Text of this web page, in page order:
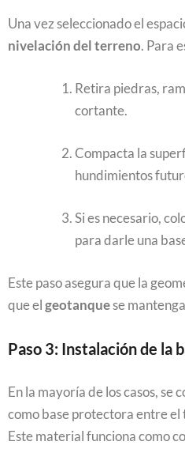
Una vez seleccionado el
nivelación del terreno. Para
Retira piedras,
cortante.
Compacta la
hundimientos
Si es necesario,
para darle una
Este paso asegura que la
que elgeotanquese
Paso 3: Instalación de la
En la mayoría de los casos, se
como base protectora entre
Este material funciona como